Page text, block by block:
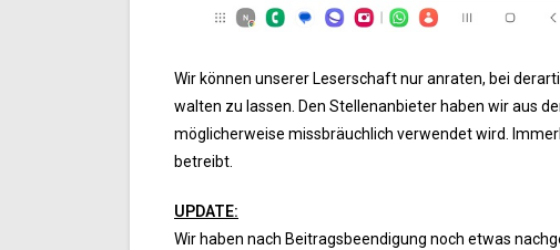
Wir können unserer Leserschaft nur anraten, bei
walten zu lassen. Den Stellenanbieter haben wir aus
möglicherweise missbräuchlich verwendet wird.
betreibt.
UPDATE:
Wir haben nach Beitragsbeendigung noch etwas